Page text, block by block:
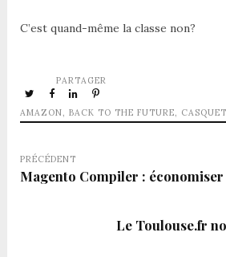
C’est quand-même la classe non?
AMAZON, BACK TO THE FUTURE,
PARTAGER
PRÉCÉDENT
Magento Compiler :
Le Toulouse.fr